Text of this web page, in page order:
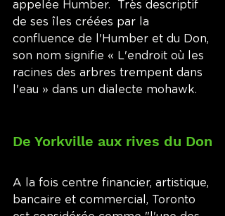
appelée Humber.  Très descriptif
de ses îles créées par la
confluence de l'Humber et du Don,
son nom signifie « L'endroit où les
racines des arbres trempent dans
l'eau » dans un dialecte mohawk.
De Yorkville aux rives du Don
A la fois centre financier, artistique,
bancaire et commercial, Toronto